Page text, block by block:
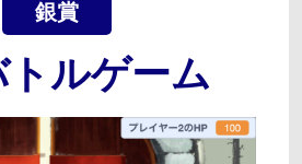
銀賞
ルゲーム